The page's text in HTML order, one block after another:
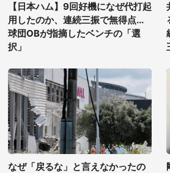
【日本ハム】9回好機になぜ代打起
用したのか、連続三振で無得点...
球団OBが指摘したベンチの「選
択」
なぜ「戻るな」と言えなかったの